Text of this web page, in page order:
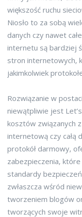
większość ruchu
Niosło to za sobą
danych czy nawet
internetu są bardziej
stron internetowych,
jakimkolwiek
Rozwiązanie w
niewątpliwie jest
kosztów związanych
internetową czy całą
protokół darmowy,
zabezpieczenia,
standardy
zwłaszcza wśród
tworzeniem blogów
tworzących swoje